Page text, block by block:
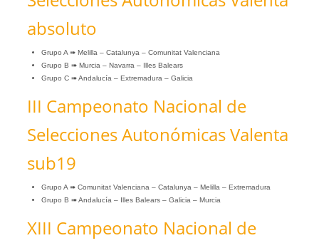
absoluto
Grupo A ➠ Melilla – Catalunya – Comunitat Valenciana
Grupo B ➠ Murcia – Navarra – Illes Balears
Grupo C ➠ Andalucía – Extremadura – Galicia
III Campeonato Nacional de
Selecciones Autonómicas Valenta
sub19
Grupo A ➠ Comunitat Valenciana – Catalunya – Melilla – Extremadura
Grupo B ➠ Andalucía – Illes Balears – Galicia – Murcia
XIII Campeonato Nacional de